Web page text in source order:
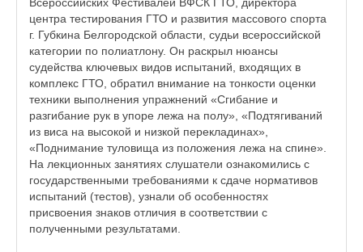
центра тестирования ГТО и развития массового спорта
г. Губкина Белгородской области, судьи всероссийской
категории по полиатлону. Он раскрыл нюансы
судейства ключевых видов испытаний, входящих в
комплекс ГТО, обратил внимание на тонкости оценки
техники выполнения упражнений «Сгибание и
разгибание рук в упоре лежа на полу», «Подтягиваний
из виса на высокой и низкой перекладинах»,
«Поднимание туловища из положения лежа на спине».
На лекционных занятиях слушатели ознакомились с
государственными требованиями к сдаче нормативов
испытаний (тестов), узнали об особенностях
присвоения знаков отличия в соответствии с
полученными результатами.